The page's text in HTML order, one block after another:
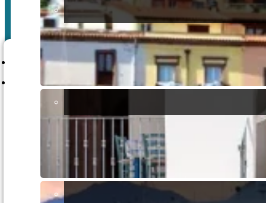
Come funzionano le valutazioni
Tutte le valutazioni rappresentano l'opinione esclusiva di Ajò,
tutte le esperienze che pubblichiamo avranno almeno 3 stelle e
poche, se non nessuna, avranno mai 5 stelle.